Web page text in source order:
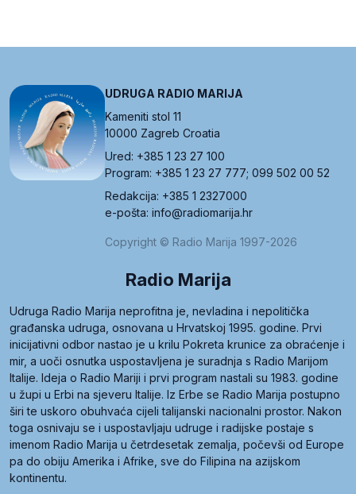
UDRUGA RADIO MARIJA
Kameniti stol 11
10000 Zagreb Croatia
Ured: +385 1 23 27 100
Program: +385 1 23 27 777; 099 502 00 52
Redakcija: +385 1 2327000
e-pošta: info@radiomarija.hr
Copyright © Radio Marija 1997-2026
Radio Marija
Udruga Radio Marija neprofitna je, nevladina i nepolitička
građanska udruga, osnovana u Hrvatskoj 1995. godine. Prvi
inicijativni odbor nastao je u krilu Pokreta krunice za obraćenje i
mir, a uoči osnutka uspostavljena je suradnja s Radio Marijom
Italije. Ideja o Radio Mariji i prvi program nastali su 1983. godine
u župi u Erbi na sjeveru Italije. Iz Erbe se Radio Marija postupno
širi te uskoro obuhvaća cijeli talijanski nacionalni prostor. Nakon
toga osnivaju se i uspostavljaju udruge i radijske postaje s
imenom Radio Marija u četrdesetak zemalja, počevši od Europe
pa do obiju Amerika i Afrike, sve do Filipina na azijskom
kontinentu.